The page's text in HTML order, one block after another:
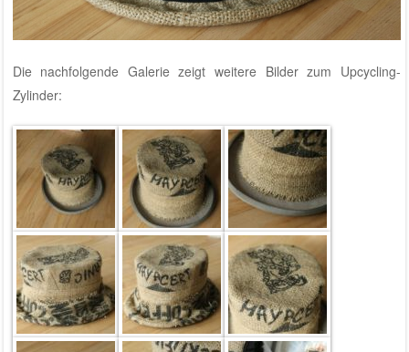
Die nachfolgende Galerie zeigt weitere Bilder zum Upcycling-
Zylinder: